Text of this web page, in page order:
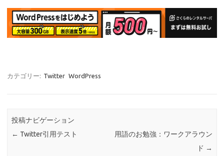
カテゴリー: Twitter WordPress
投稿ナビゲーション
← Twitter引用テスト
用語のお勉強：ワークアラウン
ド →